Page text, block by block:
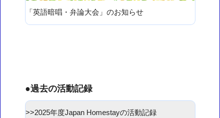
「英語暗唱・弁論大会」のお知らせ
●過去の活動記録
2025年度Japan Homestayの活動記録